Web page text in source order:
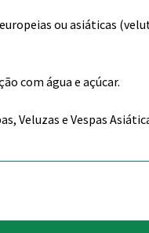
ou asiáticas
com água e açúcar.
Veluzas e Vespas